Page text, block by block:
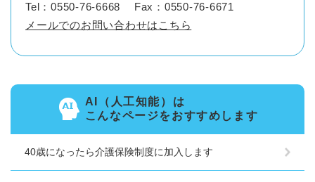
Tel：0550-76-6668
Fax：0550-76-6671
メールでのお問い合わせはこちら
AI（人工知能）は
こんなページをおすすめします
40歳になったら介護保険制度に加入します